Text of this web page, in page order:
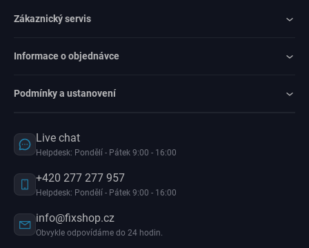
Zákaznický servis
Informace o objednávce
Podmínky a ustanovení
Live chat
Helpdesk: Pondělí - Pátek 9:00 - 16:00
+420 277 277 957
Helpdesk: Pondělí - Pátek 9:00 - 16:00
info@fixshop.cz
Obvykle odpovídáme do 24 hodin.